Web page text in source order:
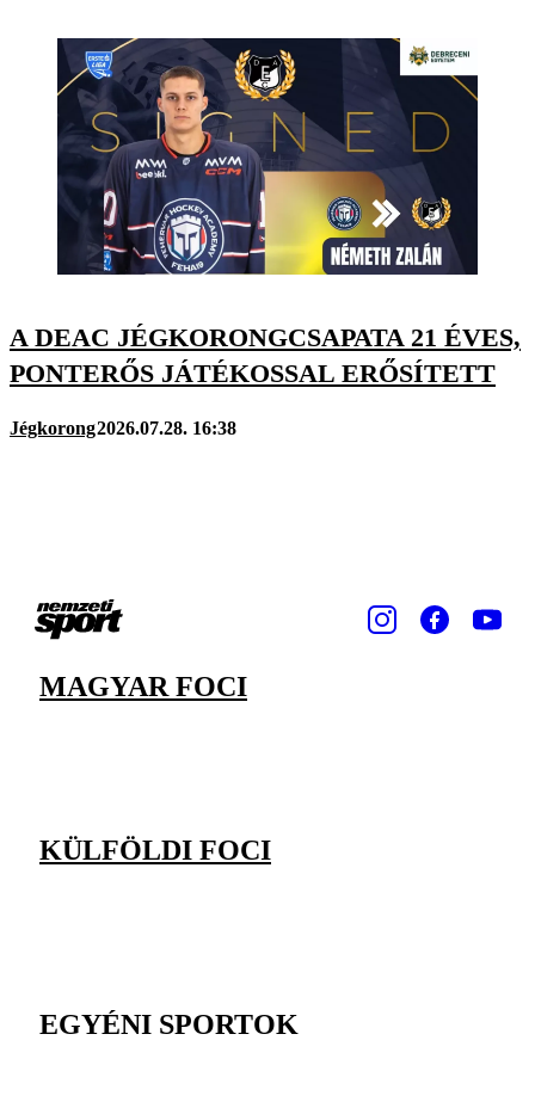
A DEAC JÉGKORONGCSAPATA 21 ÉVES,
PONTERŐS JÁTÉKOSSAL ERŐSÍTETT
Jégkorong2026.07.28. 16:38
MAGYAR FOCI
KÜLFÖLDI FOCI
EGYÉNI SPORTOK